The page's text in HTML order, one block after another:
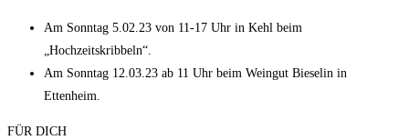
Am Sonntag 5.02.23 von 11-17 Uhr in Kehl beim
„Hochzeitskribbeln“.
Am Sonntag 12.03.23 ab 11 Uhr beim Weingut Bieselin in
Ettenheim.
FÜR DICH